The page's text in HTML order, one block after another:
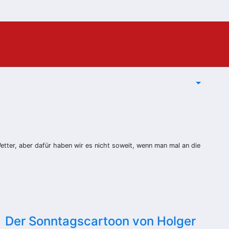
aber dafür haben wir es nicht soweit, wenn man mal an die
Der Sonntagscartoon von Holger